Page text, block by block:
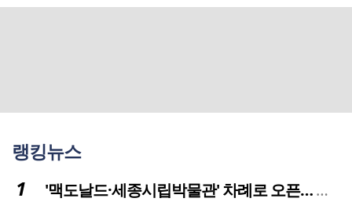
랭킹뉴스
'맥도날드·세종시립박물관' 차례로 오픈… 고운동 정주여건 좋아진다